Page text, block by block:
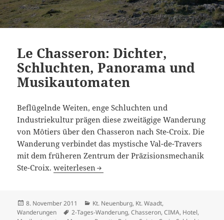
Le Chasseron: Dichter,
Schluchten, Panorama und
Musikautomaten
Beflügelnde Weiten, enge Schluchten und
Industriekultur prägen diese zweitägige Wanderung
von Môtiers über den Chasseron nach Ste-Croix. Die
Wanderung verbindet das mystische Val-de-Travers
mit dem früheren Zentrum der Präzisionsmechanik
Ste-Croix.Le Chasseron: Dichter, Schluchten, Panorama
weiterlesen
Veröffentlicht
am
8. November 2011 Kategorien
Kt. Neuenburg, Kt. Waadt,
Wanderungen
Schlagwörter
2-Tages-Wanderung,Chasseron,CIMA, Hotel,